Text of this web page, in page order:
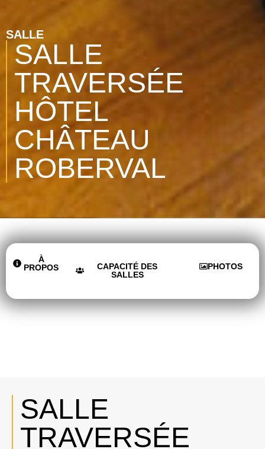
SALLE
SALLE
TRAVERSÉE
HÔTEL
CHÂTEAU
ROBERVAL
À
PROPOS
CAPACITÉ DES
SALLES
PHOTOS
SALLE
TRAVERSÉE